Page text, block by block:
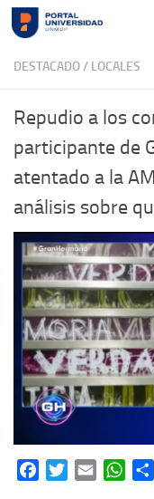
Skip to content
DESTACADO/ LOCALES
Repudio a los
participante de
atentado a la
análisis sobre
FacebookTwitterEmail